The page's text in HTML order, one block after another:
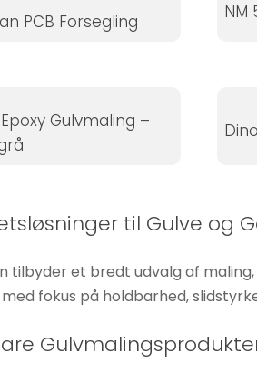
PCB Forsegling NM
Gulvmaling –
til Gulve og
tilbyder et bredt udvalg af
fokus på holdbarhed,